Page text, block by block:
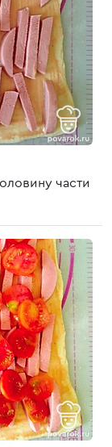
части